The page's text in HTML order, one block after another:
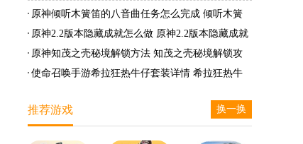
2022 蛋仔派对礼包码怎
么兑换
做 原神托马邀约任务怎
么完成
原神倾听木簧笛的八音曲任务怎么完成 倾听木簧
笛的八音曲任务攻略
原神2.2版本隐藏成就怎么做 原神2.2版本隐藏成就
有哪些
原神知茂之壳秘境解锁方法 知茂之壳秘境解锁攻
略使命召唤手游希拉狂热牛仔套装详情 希拉狂热牛
推荐游戏 换一换